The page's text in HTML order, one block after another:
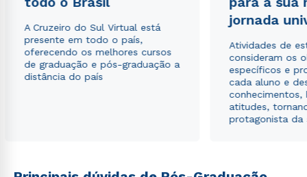
A Cruzeiro do Sul Virtual está
presente em todo o país,
oferecendo os melhores cursos
de graduação e pós-graduação a
distância do país
jornada
Atividades de
consideram os
específicos e
cada aluno e
conhecimentos,
atitudes,
protagonista da
Estou de acordo com a Política de Privacidade.e
autorizo que meus dados sejam utilizados para o